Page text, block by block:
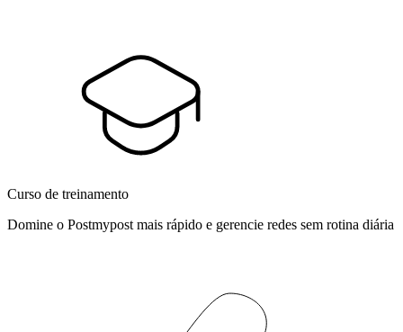
Curso de treinamento
Domine o Postmypost mais rápido e gerencie redes sem rotina diária